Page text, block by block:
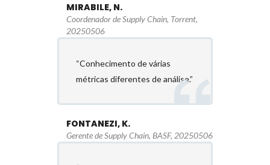
MIRABILE, N.
Coordenador de Supply Chain, Torrent,
20250506
“Conhecimento de várias
métricas diferentes de análise.”
FONTANEZI, K.
Gerente de Supply Chain, BASF, 20250506